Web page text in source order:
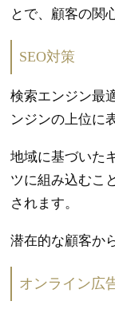
とで、顧客の関
SEO対策
検索エンジン最
ンジンの上位に
地域に基づいた
ツに組み込むこ
されます。
潜在的な顧客か
オンライン広